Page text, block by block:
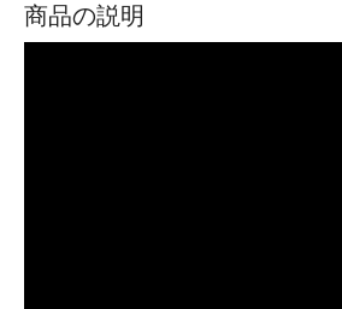
商品の説明